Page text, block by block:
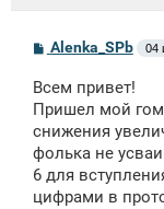
С
б
щ
е
н
и
Alenka_SPb 04
Всем привет!
Пришел мой
снижения
фолька не
6 для
цифрами в